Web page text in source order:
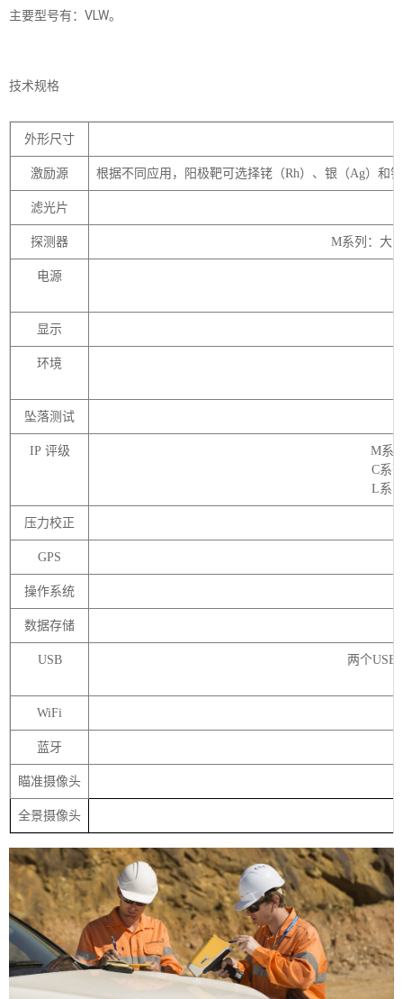
主要型号有：VLW。
技术规格
外形尺寸
激励源 根据不同应用，阳极靶可选择铑（Rh）、银（Ag）和
滤光片
探测器 M系列：大
电源
显示
环境
坠落测试
IP 评级
M系
C系
L系
压力校正
GPS
操作系统
数据存储
USB 两个USB
WiFi
蓝牙
瞄准摄像头
全景摄像头